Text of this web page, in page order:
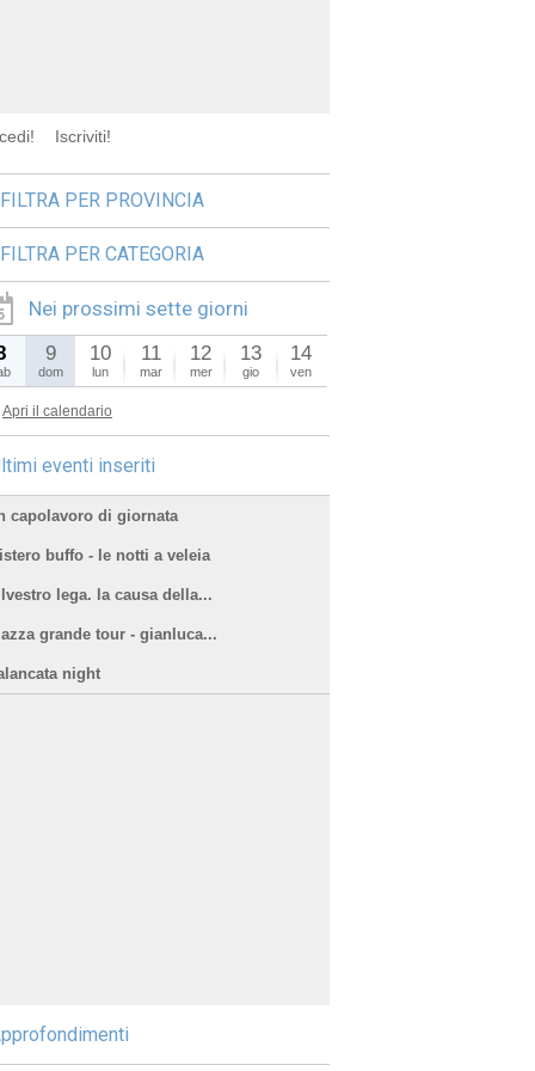
Iscriviti!
FILTRA PER PROVINCIA
FILTRA PER CATEGORIA
Nei prossimi sette giorni
9
dom
10
lun
11
mar
12
mer
13
gio
14
ven
Apri il calendario
eventi inseriti
capolavoro di giornata
buffo - le notti a veleia
lega. la causa della...
grande tour - gianluca...
night